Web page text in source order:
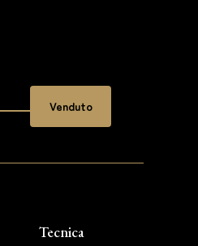
Venduto
Tecnica